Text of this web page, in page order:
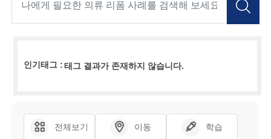
인기태그 : 태그 결과가 존재하지 않습니다.
전체보기 이동 학습